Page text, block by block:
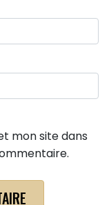
mon site dans